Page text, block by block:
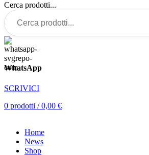
Cerca prodotti...
WhatsApp
SCRIVICI
0 prodotti / 0,00 €
Home
News
Shop